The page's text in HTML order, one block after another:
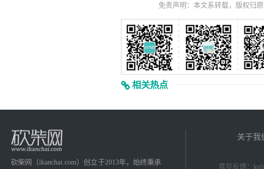
免责声明：本文系转载，版权归
相关热点
砍柴网（ikanchai.com）创立于2013年，始终秉承
关于我
意见反馈：